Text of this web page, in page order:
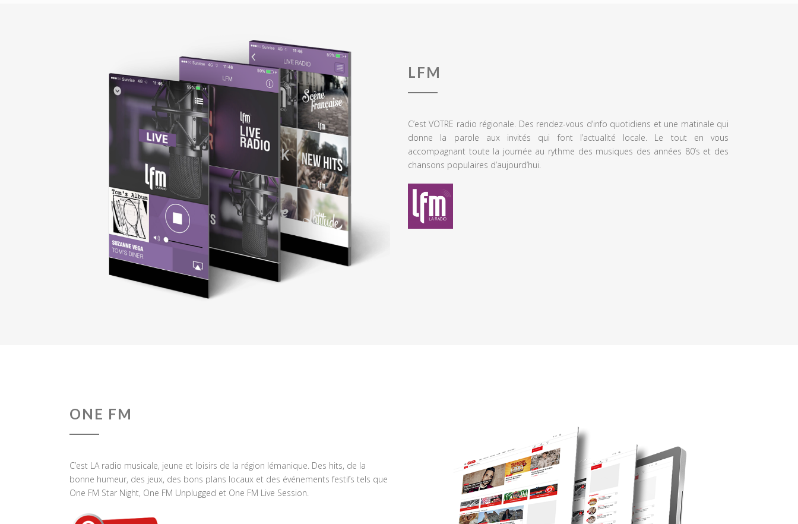
LFM
C’est VOTRE radio régionale. Des rendez-vous d’info quotidiens et une matinale qui
donne la parole aux invités qui font l’actualité locale. Le tout en vous
accompagnant toute la journée au rythme des musiques des années 80’s et des
chansons populaires d’aujourd’hui.
ONE FM
C’est LA radio musicale, jeune et loisirs de la région lémanique. Des hits, de la
bonne humeur, des jeux, des bons plans locaux et des événements festifs tels que
One FM Star Night, One FM Unplugged et One FM Live Session.